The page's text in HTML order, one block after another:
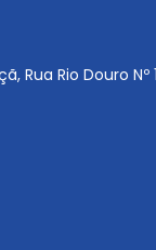
Rua Rio Douro Nº